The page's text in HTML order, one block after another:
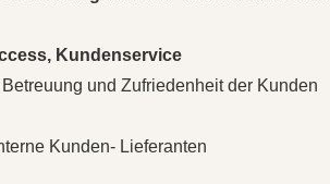
Kundenservice
Betreuung und Zufriedenheitder Kunden
Kunden- Lieferanten